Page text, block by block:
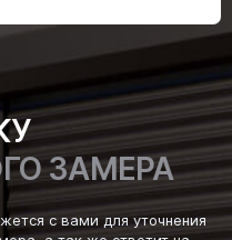
ЗАМЕРА
с вами для уточнения